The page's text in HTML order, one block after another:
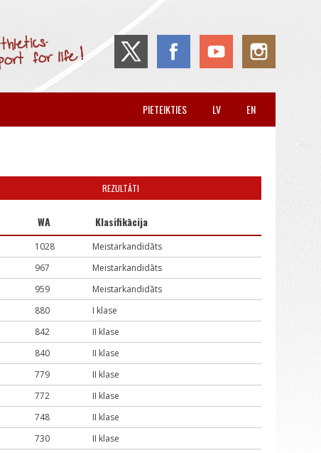
EN
LV
PIETEIKTIES
REZULTĀTI
WA Klasifikācija
1028
Meistarkandidāts
967
Meistarkandidāts
959
Meistarkandidāts
880
I klase
842
II klase
840
II klase
779
II klase
772
II klase
748
II klase
730
II klase